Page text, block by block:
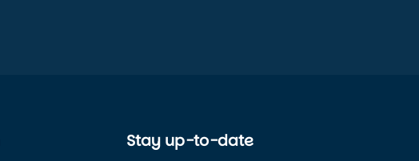
Stay up-to-date